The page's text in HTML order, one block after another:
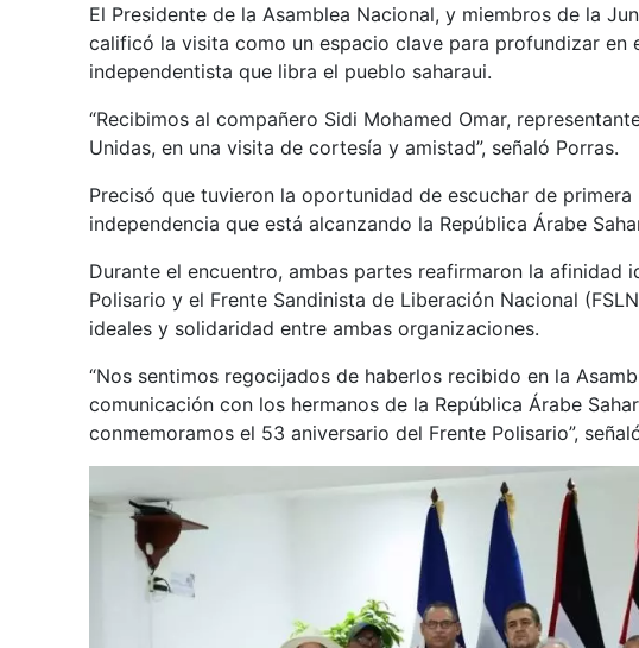
El Presidente de la Asamblea Nacional, y miembros de la
calificó la visita como un espacio clave para profundizar en
independentista que libra el pueblo saharaui.
“Recibimos al compañero Sidi Mohamed Omar,
Unidas, en una visita de cortesía y amistad”, señaló Porras.
Precisó que tuvieron la oportunidad de escuchar de
independencia que está alcanzando la República Árabe
Durante el encuentro, ambas partes reafirmaron la afinidad
Polisario y el Frente Sandinista de Liberación Nacional
ideales y solidaridad entre ambas organizaciones.
“Nos sentimos regocijados de haberlos recibido en la
comunicación con los hermanos de la República Árabe
conmemoramos el 53 aniversario del Frente Polisario”,